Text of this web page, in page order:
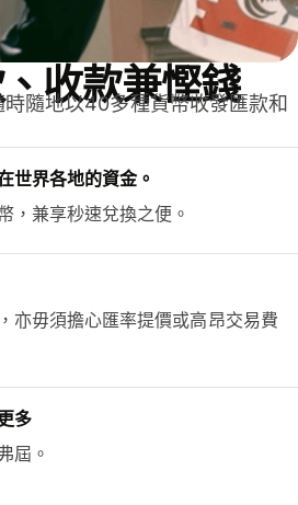
收款兼慳錢
隨地以40多種貨幣收發匯款和
世界各地的資金。
，兼享秒速兌換之便。
亦毋須擔心匯率提價或高昂交易費
多
屆。